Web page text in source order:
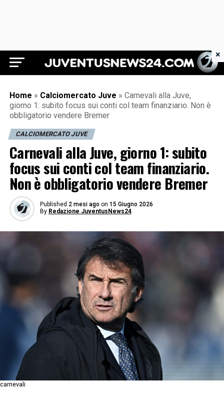
Juventus News 24
Home » Calciomercato Juve » Carnevali alla Juve,
giorno 1: subito focus sui conti col team finanziario. Non è
obbligatorio vendere Bremer
CALCIOMERCATO JUVE
Carnevali alla Juve, giorno 1: subito
focus sui conti col team finanziario.
Non è obbligatorio vendere Bremer
Published 2 mesi ago on 15 Giugno 2026
By Redazione JuventusNews24
carnevali
×